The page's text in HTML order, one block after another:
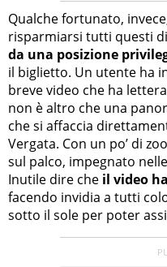
Qualche fortunato,
risparmiarsi tutti questi
da una posizione
il biglietto. Un utente ha
breve video che ha
non è altro che una
che si affaccia
Vergata. Con un po’ di
sul palco, impegnato
Inutile dire che il video
facendo invidia a tutti
sotto il sole per poter